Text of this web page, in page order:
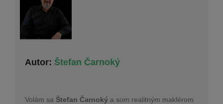
Autor: Štefan Čarnoký
Volám sa Štefan Čarnoký a som realitným maklérom